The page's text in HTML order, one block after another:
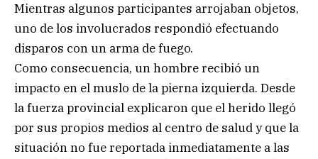
Mientras algunos participantes arrojaban objetos,
uno de los involucrados respondió efectuando
disparos con un arma de fuego.
Como consecuencia, un hombre recibió un
impacto en el muslo de la pierna izquierda. Desde
la fuerza provincial explicaron que el herido llegó
por sus propios medios al centro de salud y que la
situación no fue reportada inmediatamente a las